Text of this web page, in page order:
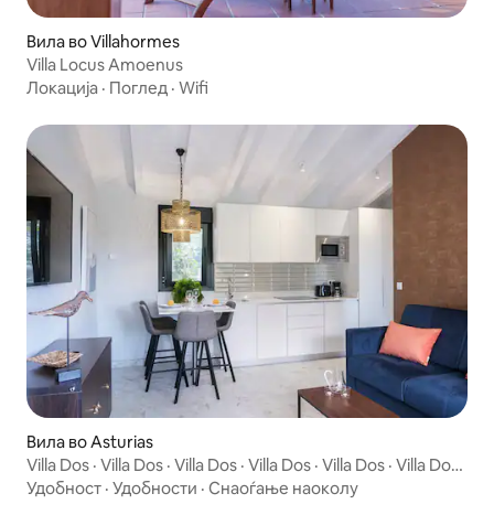
Вила во Villahormes
Villa Locus Amoenus
Локација · Поглед · Wifi
Вила во Asturias
Villa Dos · Villa Dos · Villa Dos · Villa Dos · Villa Dos · Villa Dos ·
Villa Dos · Villa Dos · Villa Dos · „Бутик вила со приватна
Удобност · Удобности · Снаоѓање наоколу